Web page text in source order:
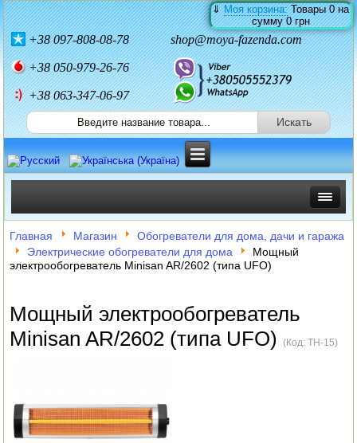
⇓Моя корзина:Товары0на
сумму0 грн
+38097-808-08-78 shop@moya-fazenda.com
+38050-979-26-76
+38 063-347-06-97
ИНКУБАТОРЫ
ЗЕРНОДРОБИЛКИ
СОЛОМОРЕЗКИ
НАВЕСНОЕ ДЛЯ МОТОБЛОКОВ
Главная Магазин
Обогреватели для дома, дачи и гаража
Электрические обогреватели для дома
Мощный
электрообогреватель Minisan AR/2602 (типа UFO)
Мощный электрообогреватель
Minisan AR/2602 (типа UFO)(Код:TH-15)